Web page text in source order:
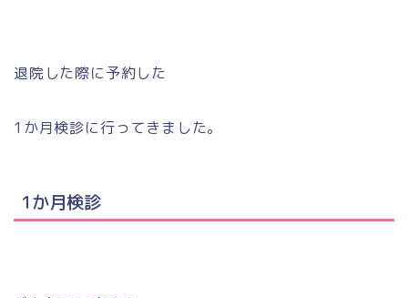
退院した際に予約した
1か月検診に行ってきました。
1か月検診